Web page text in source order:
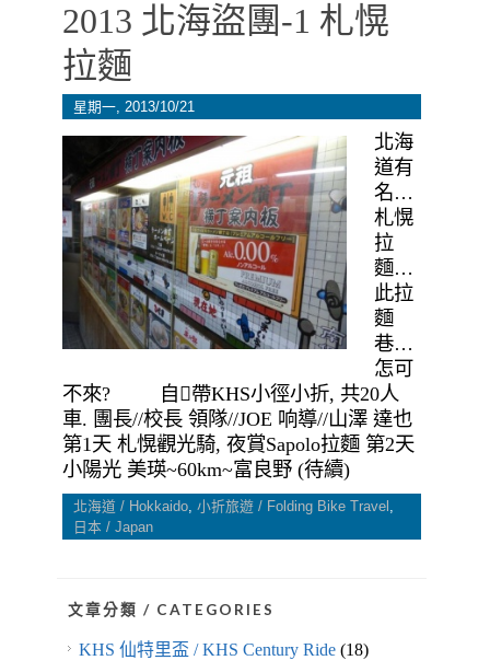
2013 北海盜團-1 札愰
拉麵
星期一, 2013/10/21
北海
道有
名…
札愰
拉
麵…
此拉
麵
巷…
怎可
不來? 自帶KHS小徑小折, 共20人
車. 團長//校長 領隊//JOE 响導//山澤 達也
第1天 札愰觀光騎, 夜賞Sapolo拉麵 第2天
小陽光 美瑛~60km~富良野 (待續)
北海道 / Hokkaido, 小折旅遊 / Folding Bike Travel ,
日本 / Japan
文章分類 / CATEGORIES
KHS 仙特里盃 / KHS Century Ride(18)